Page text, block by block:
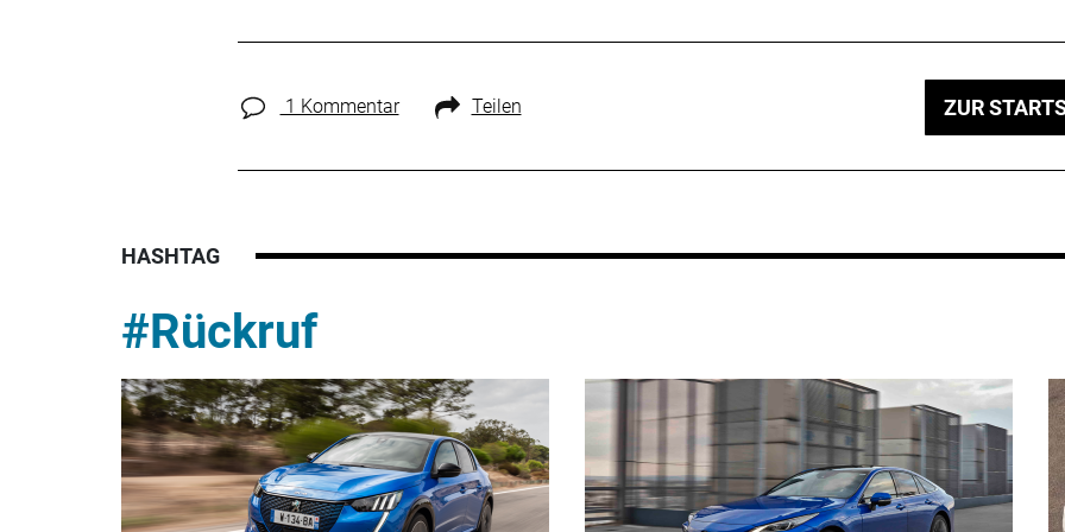
1 Kommentar Teilen ZUR
HASHTAG
#Rückruf